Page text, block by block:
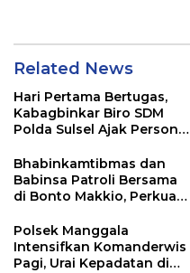
Related News
Hari Pertama Bertugas,
Kabagbinkar Biro SDM
Polda Sulsel Ajak Personel
Kebersihan
Bhabinkamtibmas dan
Babinsa Patroli Bersama
di Bonto Makkio, Perkuat
Polsek Manggala
Intensifkan Komanderwis
Pagi, Urai Kepadatan di